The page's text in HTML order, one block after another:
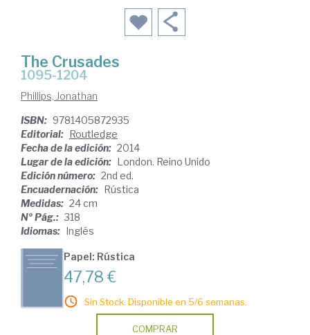
The Crusades
1095-1204
Phillips, Jonathan
ISBN: 9781405872935
Editorial: Routledge
Fecha de la edición: 2014
Lugar de la edición: London. Reino Unido
Edición número: 2nd ed.
Encuadernación: Rústica
Medidas: 24 cm
Nº Pág.: 318
Idiomas: Inglés
Papel: Rústica
47,78 €
Sin Stock. Disponible en 5/6 semanas.
COMPRAR